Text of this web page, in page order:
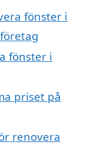
fönster i
fönster i
priset på
renovera